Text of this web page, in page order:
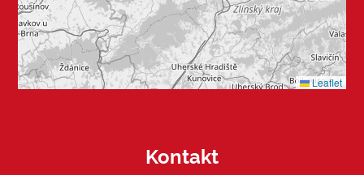
Leaflet
Kontakt